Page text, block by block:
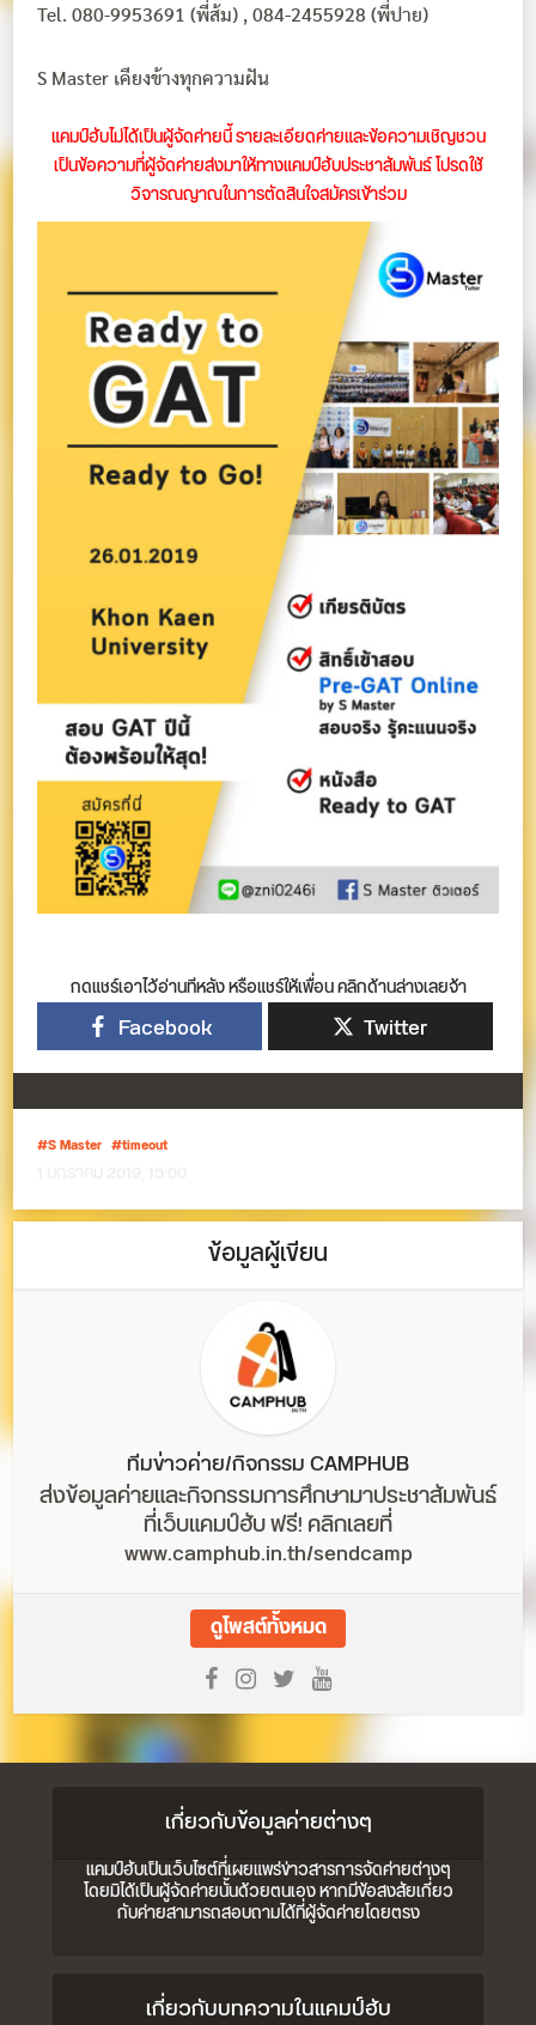
Tel. 080-9953691 (พี่ส้ม) , 084-2455928 (พี่ปาย)
S Master เคียงข้างทุกความฝัน
แคมป์ฮับไม่ได้เป็นผู้จัดค่ายนี้ รายละเอียดค่ายและข้อความเชิญชวน
เป็นข้อความที่ผู้จัดค่ายส่งมาให้ทางแคมป์ฮับประชาสัมพันธ์ โปรดใช้
วิจารณญาณในการตัดสินใจสมัครเข้าร่วม
กดแชร์เอาไว้อ่านทีหลัง หรือแชร์ให้เพื่อน คลิกด้านล่างเลยจ้า
Facebook Twitter
S Master timeout
ข้อมูลผู้เขียน
ทีมข่าวค่าย/กิจกรรม CAMPHUB
ส่งข้อมูลค่ายและกิจกรรมการศึกษามาประชาสัมพันธ์
ที่เว็บแคมป์ฮับ ฟรี! คลิกเลยที่
www.camphub.in.th/sendcamp
ดูโพสต์ทั้งหมด
เกี่ยวกับข้อมูลค่ายต่างๆ
แคมป์ฮับเป็นเว็บไซต์ที่เผยแพร่ข่าวสารการจัดค่ายต่างๆ
โดยมิได้เป็นผู้จัดค่ายนั้นด้วยตนเอง หากมีข้อสงสัยเกี่ยว
กับค่ายสามารถสอบถามได้ที่ผู้จัดค่ายโดยตรง
เกี่ยวกับบทความในแคมป์ฮับ